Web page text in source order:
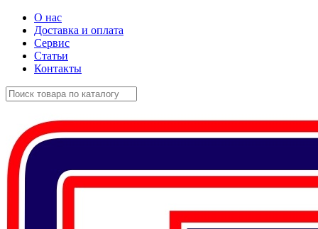
О нас
Доставка и оплата
Сервис
Статьи
Контакты